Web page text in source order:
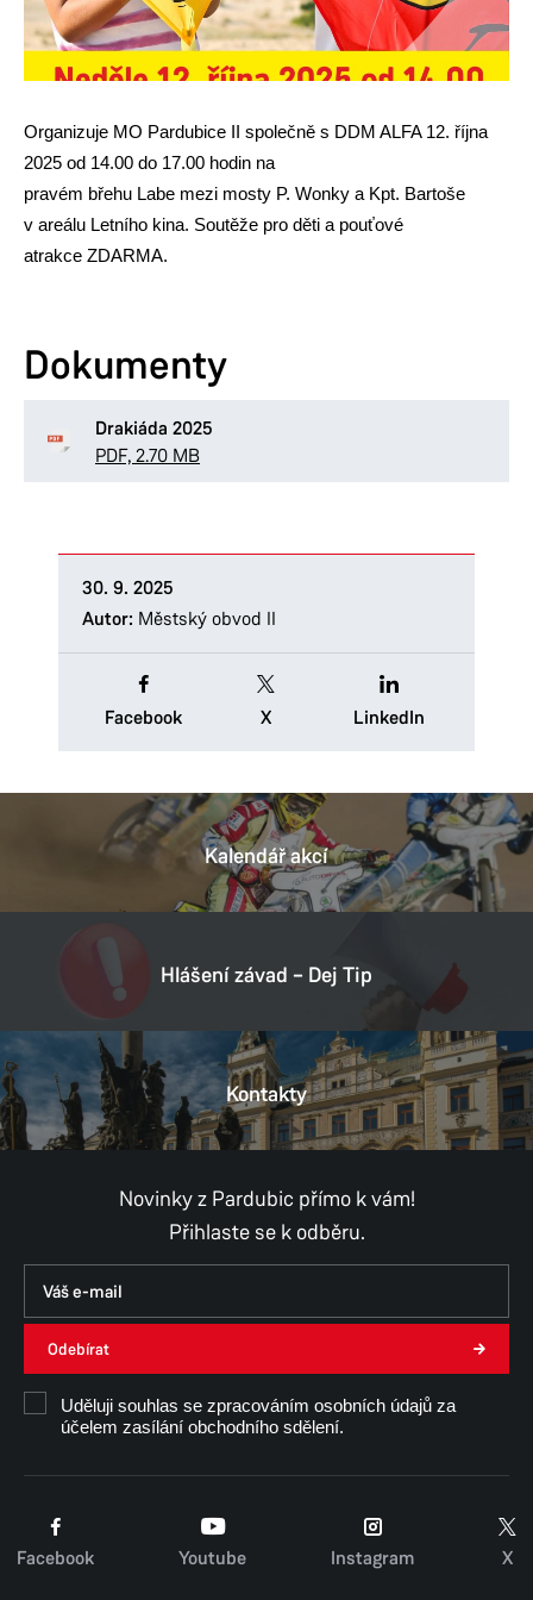
Organizuje MO Pardubice II společně s DDM ALFA 12. října
2025 od 14.00 do 17.00 hodin na
pravém břehu Labe mezi mosty P. Wonky a Kpt. Bartoše
v areálu Letního kina. Soutěže pro děti a pouťové
atrakce ZDARMA.
Dokumenty
Drakiáda 2025
PDF, 2.70 MB
30. 9. 2025
Autor: Městský obvod II
Facebook X LinkedIn
Kalendář akcí
Hlášení závad – Dej Tip
Kontakty
Novinky z Pardubic přímo k vám!
Přihlaste se k odběru.
Odebírat
Uděluji souhlas se zpracováním osobních údajů za
účelem zasílání obchodního sdělení.
Facebook Youtube Instagram X